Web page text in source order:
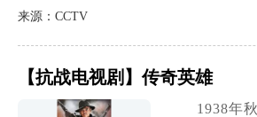
来源：CCTV
【抗战电视剧】传奇英雄
1938年